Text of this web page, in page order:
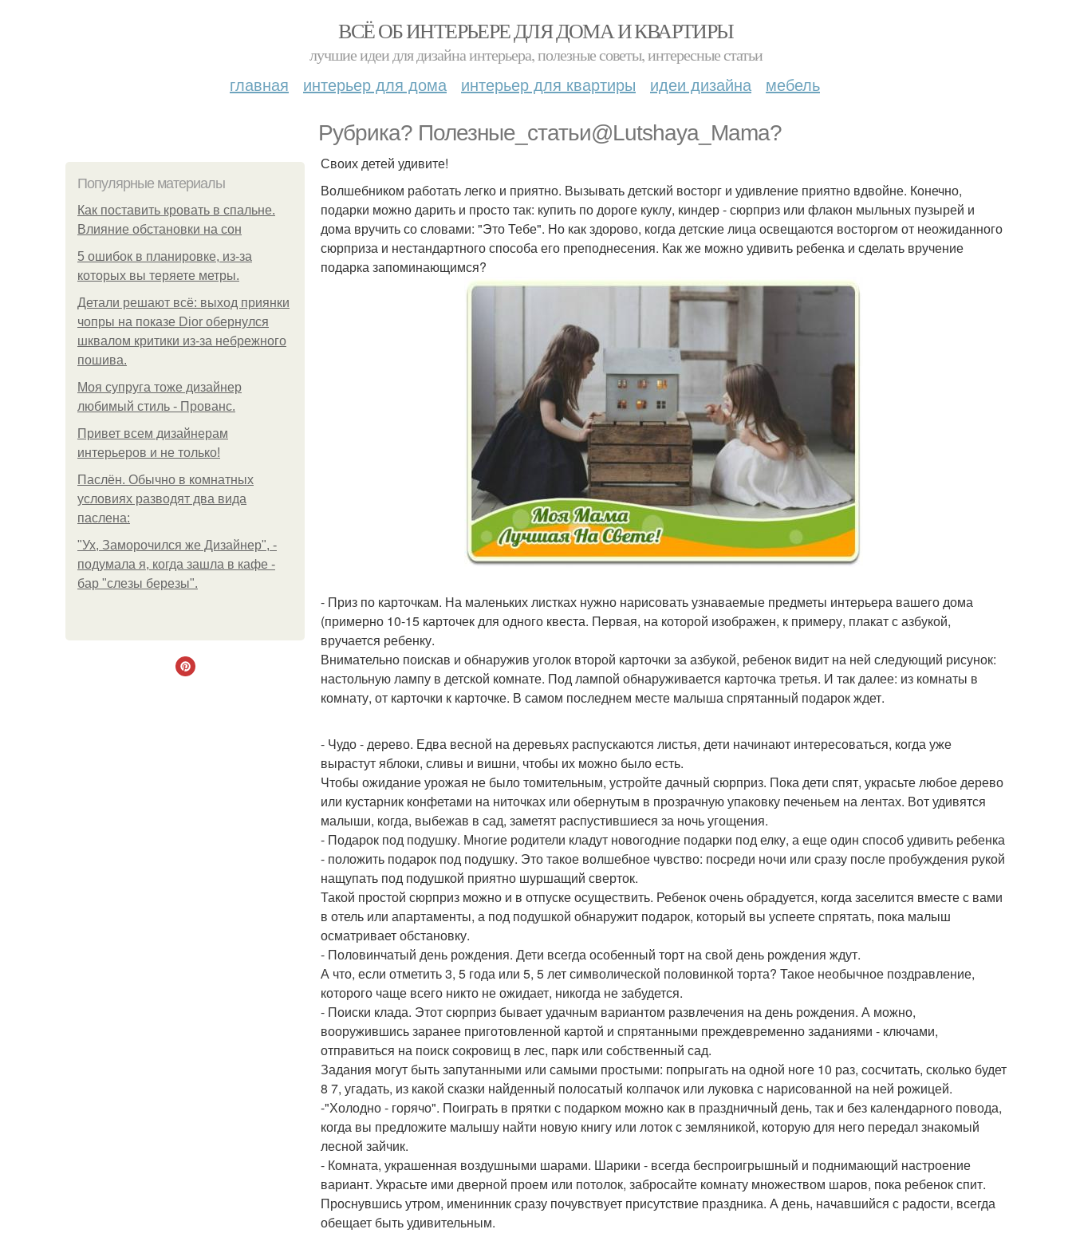
ВСЁ ОБ ИНТЕРЬЕРЕ ДЛЯ ДОМА И КВАРТИРЫ
лучшие идеи для дизайна интерьера, полезные советы, интересные статьи
главная интерьер для дома интерьер для квартиры идеи дизайна мебель
Рубрика? Полезные_статьи@Lutshaya_Mama?
Популярные материалы
Как поставить кровать в спальне.
Влияние обстановки на сон
5 ошибок в планировке, из-за
которых вы теряете метры.
Детали решают всё: выход приянки
чопры на показе Dior обернулся
шквалом критики из-за небрежного
пошива.
Моя супруга тоже дизайнер
любимый стиль - Прованс.
Привет всем дизайнерам
интерьеров и не только!
Паслён. Обычно в комнатных
условиях разводят два вида
паслена:
"Ух, Заморочился же Дизайнер", -
подумала я, когда зашла в кафе -
бар "слезы березы".
Своих детей удивите!
Волшебником работать легко и приятно. Вызывать детский восторг и удивление приятно вдвойне. Конечно,
подарки можно дарить и просто так: купить по дороге куклу, киндер - сюрприз или флакон мыльных пузырей и
дома вручить со словами: "Это Тебе". Но как здорово, когда детские лица освещаются восторгом от неожиданного
сюрприза и нестандартного способа его преподнесения. Как же можно удивить ребенка и сделать вручение
подарка запоминающимся?
- Приз по карточкам. На маленьких листках нужно нарисовать узнаваемые предметы интерьера вашего дома
(примерно 10-15 карточек для одного квеста. Первая, на которой изображен, к примеру, плакат с азбукой,
вручается ребенку.
Внимательно поискав и обнаружив уголок второй карточки за азбукой, ребенок видит на ней следующий рисунок:
настольную лампу в детской комнате. Под лампой обнаруживается карточка третья. И так далее: из комнаты в
комнату, от карточки к карточке. В самом последнем месте малыша спрятанный подарок ждет.
- Чудо - дерево. Едва весной на деревьях распускаются листья, дети начинают интересоваться, когда уже
вырастут яблоки, сливы и вишни, чтобы их можно было есть.
Чтобы ожидание урожая не было томительным, устройте дачный сюрприз. Пока дети спят, украсьте любое дерево
или кустарник конфетами на ниточках или обернутым в прозрачную упаковку печеньем на лентах. Вот удивятся
малыши, когда, выбежав в сад, заметят распустившиеся за ночь угощения.
- Подарок под подушку. Многие родители кладут новогодние подарки под елку, а еще один способ удивить ребенка
- положить подарок под подушку. Это такое волшебное чувство: посреди ночи или сразу после пробуждения рукой
нащупать под подушкой приятно шуршащий сверток.
Такой простой сюрприз можно и в отпуске осуществить. Ребенок очень обрадуется, когда заселится вместе с вами
в отель или апартаменты, а под подушкой обнаружит подарок, который вы успеете спрятать, пока малыш
осматривает обстановку.
- Половинчатый день рождения. Дети всегда особенный торт на свой день рождения ждут.
А что, если отметить 3, 5 года или 5, 5 лет символической половинкой торта? Такое необычное поздравление,
которого чаще всего никто не ожидает, никогда не забудется.
- Поиски клада. Этот сюрприз бывает удачным вариантом развлечения на день рождения. А можно,
вооружившись заранее приготовленной картой и спрятанными преждевременно заданиями - ключами,
отправиться на поиск сокровищ в лес, парк или собственный сад.
Задания могут быть запутанными или самыми простыми: попрыгать на одной ноге 10 раз, сосчитать, сколько будет
8 7, угадать, из какой сказки найденный полосатый колпачок или луковка с нарисованной на ней рожицей.
-"Холодно - горячо". Поиграть в прятки с подарком можно как в праздничный день, так и без календарного повода,
когда вы предложите малышу найти новую книгу или лоток с земляникой, которую для него передал знакомый
лесной зайчик.
- Комната, украшенная воздушными шарами. Шарики - всегда беспроигрышный и поднимающий настроение
вариант. Украсьте ими дверной проем или потолок, забросайте комнату множеством шаров, пока ребенок спит.
Проснувшись утром, именинник сразу почувствует присутствие праздника. А день, начавшийся с радости, всегда
обещает быть удивительным.